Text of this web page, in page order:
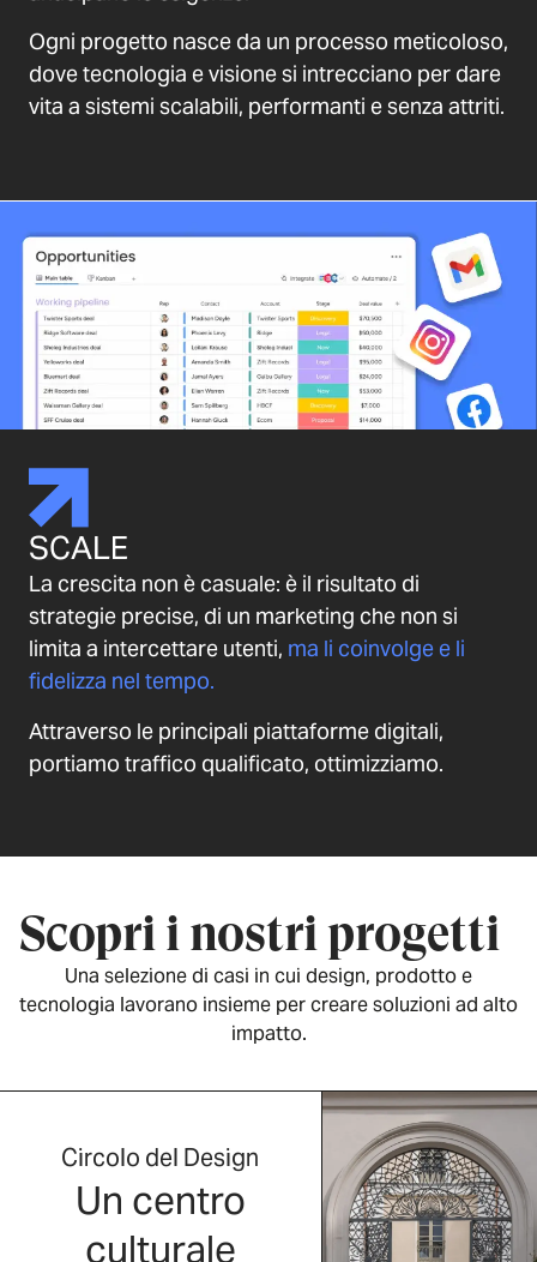
Ogni progetto nasce da un processo meticoloso,
dove tecnologia e visione si intrecciano per dare
vita a sistemi scalabili, performanti e senza attriti.
SCALE
La crescita non è casuale: è il risultato di
strategie precise, di un marketing che non si
limita a intercettare utenti, ma li coinvolge e li
fidelizza nel tempo.
Attraverso le principali piattaforme digitali,
portiamo traffico qualificato, ottimizziamo.
Scopri i nostri progetti
Una selezione di casi in cui design, prodotto e
tecnologia lavorano insieme per creare soluzioni ad alto
impatto.
Circolo del Design
Un centro
culturale